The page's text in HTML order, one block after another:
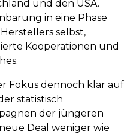
und den USA.
in eine Phase
selbst,
Kooperationen und
Fokus dennoch klar auf
statistisch
der jüngeren
Deal weniger wie